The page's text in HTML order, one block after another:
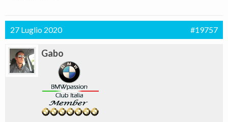
27 Luglio 2020 #19757
Gabo